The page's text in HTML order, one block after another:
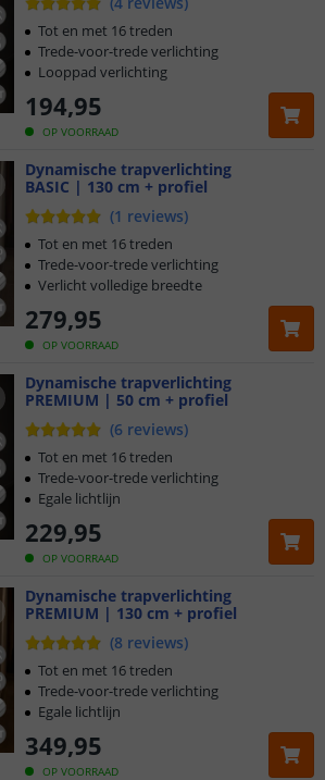
OP VOORRAAD
194,95
Tot en met 16 treden
Trede-voor-trede verlichting
Looppad verlichting
Dynamische trapverlichting
BASIC | 130 cm + profiel
(1 reviews)
OP VOORRAAD
279,95
Tot en met 16 treden
Trede-voor-trede verlichting
Verlicht volledige breedte
Dynamische trapverlichting
PREMIUM | 50 cm + profiel
(6 reviews)
OP VOORRAAD
229,95
Tot en met 16 treden
Trede-voor-trede verlichting
Egale lichtlijn
Dynamische trapverlichting
PREMIUM | 130 cm + profiel
(8 reviews)
OP VOORRAAD
349,95
Tot en met 16 treden
Trede-voor-trede verlichting
Egale lichtlijn
Klantbeoordeling 9.1
uur besteld,morgen in huis
5 jaar garantie
Gratis verzending vanaf € 20,-